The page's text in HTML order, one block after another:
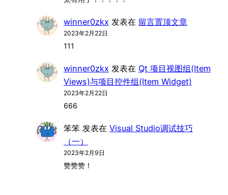
winner0zkx 发表在 留言置顶文章
2023年2月22日
111
winner0zkx 发表在 Qt 项目视图组(Item
Views)与项目控件组(Item Widget)
2023年2月22日
666
笨笨发表在 Visual Studio调试技巧
（一）
2023年2月9日
赞赞赞！